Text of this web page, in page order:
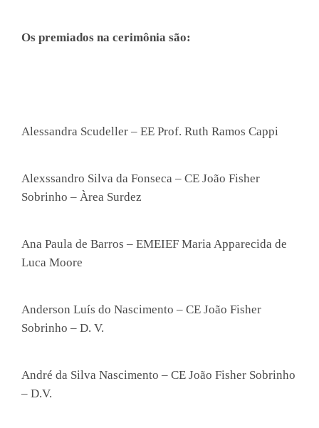
Os premiados na cerimônia são:
Alessandra Scudeller – EE Prof. Ruth Ramos Cappi
Alexssandro Silva da Fonseca – CE João Fisher
Sobrinho – Àrea Surdez
Ana Paula de Barros – EMEIEF Maria Apparecida de
Luca Moore
Anderson Luís do Nascimento – CE João Fisher
Sobrinho – D. V.
André da Silva Nascimento – CE João Fisher Sobrinho
– D.V.